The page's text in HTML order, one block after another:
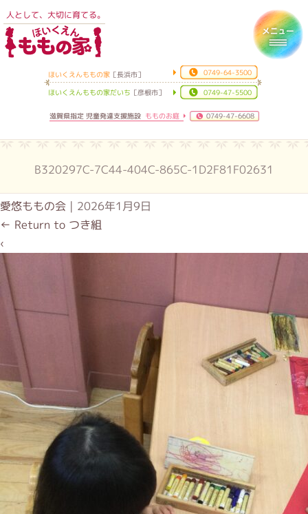
人として、大切に育てる。
ほいくえんももの家 ［長浜市］ 0749-64-3500
ほいくえんももの家だいち ［彦根市］ 0749-47-5500
滋賀県指定 児童発達支援施設もものお庭 0749-47-6608
B320297C-7C44-404C-865C-1D2F81F02631
愛悠ももの会 | 2026年1月9日
← Return to つき組
‹